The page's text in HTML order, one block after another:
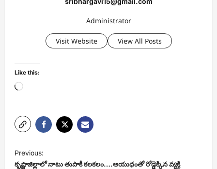
Administrator
Visit Website View All Posts
Like this:
Loading…
P
o
Previous:
కృష్ణాజిల్లాలో నాటు తుపాకీ కలకలం….ఆయుధంతో రోడ్డెక్కిన వ్యక్తి